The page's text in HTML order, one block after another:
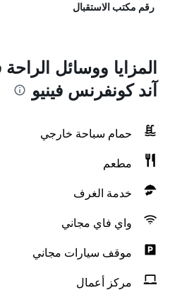
رقم مكتب الاستقبال
المزايا ووسائل
آند كونفرنس فينيو
حمام سباحة خارجي
مطعم
خدمة الغرف
واي فاي مجاني
موقف سيارات مجاني
مركز أعمال